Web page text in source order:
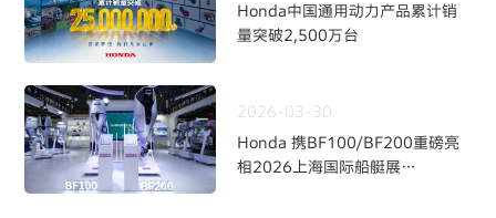
Honda中国通用动力产品累计销
量突破2,500万台
2026-03-30
Honda 携BF100/BF200重磅亮
相2026上海国际船艇展